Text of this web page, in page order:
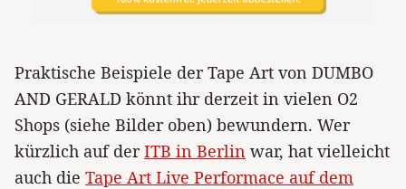
Praktische Beispiele der Tape Art von DUMBO
AND GERALD könnt ihr derzeit in vielen O2
Shops (siehe Bilder oben) bewundern. Wer
kürzlich auf derITB in Berlin war, hat vielleicht
auch die Tape Art Live Performace auf dem